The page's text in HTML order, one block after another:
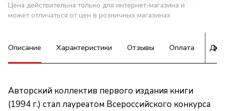
Цена действительна только для интернет-магазина и
может отличаться от цен в розничных магазинах
Описание Характеристики Отзывы Оплата
Авторский коллектив первого издания книги
(1994 г.) стал лауреатом Всероссийского конкурса